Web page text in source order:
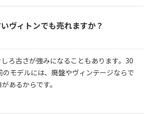
ヴィトンでも売れますか？
ろ古さが強みになることもあります。30
のモデルには、廃盤やヴィンテージならで
あるからです。